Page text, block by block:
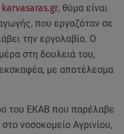
karvasaras.gr, θύμα είναι
που εργαζόταν σε
την εργολαβία. Ο
στη δουλειά του,
με αποτέλεσμα
του ΕΚΑΒ που παρέλαβε
νοσοκομείο Αγρινίου,